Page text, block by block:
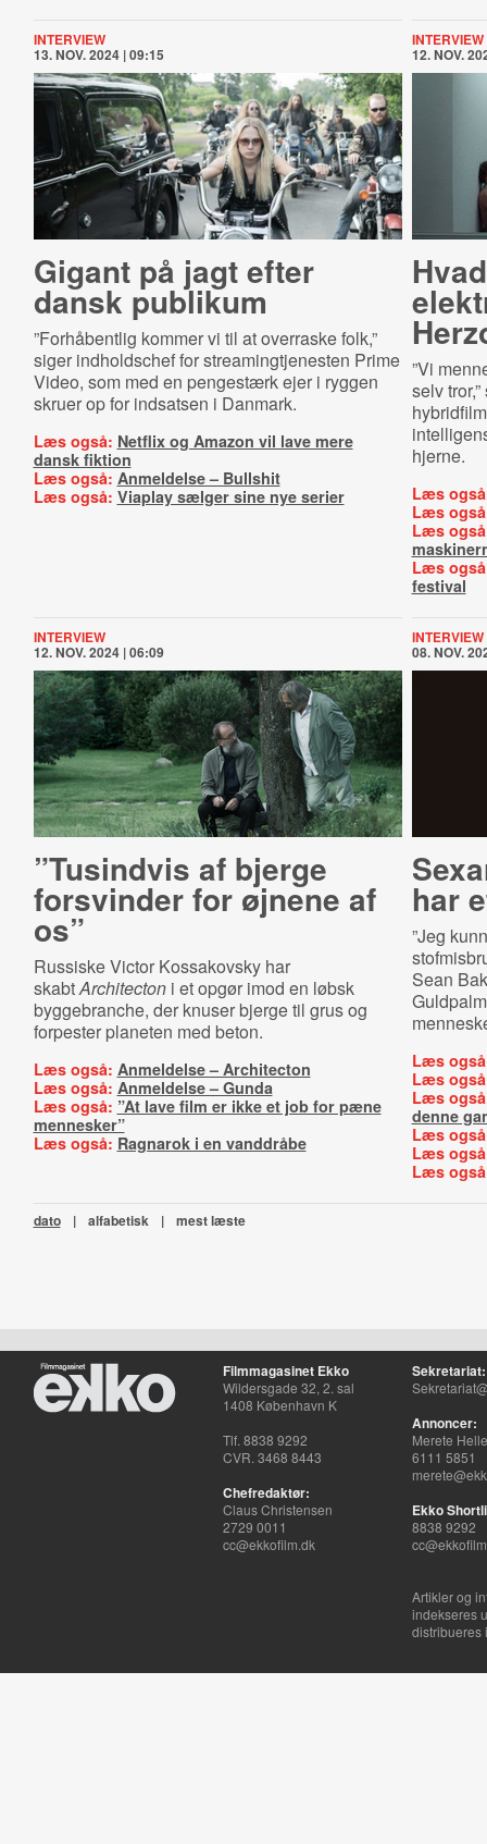
INTERVIEW
13. NOV. 2024 | 09:15
Gigant på jagt efter
dansk publikum
”Forhåbentlig kommer vi til at overraske folk,”
siger indholdschef for streamingtjenesten Prime
Video, som med en pengestærk ejer i ryggen
skruer op for indsatsen i Danmark.
Læs også: Netflix og Amazon vil lave mere
dansk fiktion
Læs også: Anmeldelse – Bullshit
Læs også: Viaplay sælger sine nye serier
INTERVIEW
12. NOV.
”Vi
selv
hjerne.
Læs
Læs
Læs
Læs
festival
INTERVIEW
12. NOV. 2024 | 06:09
”Tusindvis af bjerge
forsvinder for øjnene af
os”
Russiske Victor Kossakovsky har
skabtArchitecton i et opgør imod en løbsk
byggebranche, der knuser bjerge til grus og
forpester planeten med beton.
Læs også: Anmeldelse – Architecton
Læs også: Anmeldelse – Gunda
Læs også: ”At lave film er ikke et job for pæne
mennesker”
Læs også: Ragnarok i en vanddråbe
INTERVIEW
08. NOV.
har
”Jeg
Sean
Læs
Læs
Læs
denne
Læs
Læs
Læs
dato | alfabetisk | mest læste
Filmmagasinet Ekko
Wildersgade 32, 2. sal
1408 København K
Tlf. 8838 9292
CVR. 3468 8443
Chefredaktør:
Claus Christensen
2729 0011
cc@ekkofilm.dk
Sekretariat:
Annoncer:
Merete
6111 5851
Ekko
8838 9292
Artikler og
indekseres
distribueres